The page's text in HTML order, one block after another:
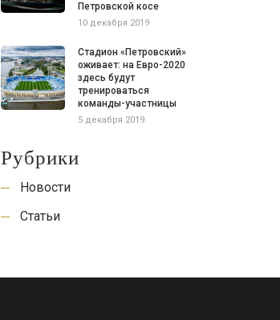
Петровской косе
10 декабря 2019
Стадион «Петровский»
оживает: на Евро-2020
здесь будут
тренироваться
команды-участницы
5 декабря 2019
Рубрики
Новости
Статьи